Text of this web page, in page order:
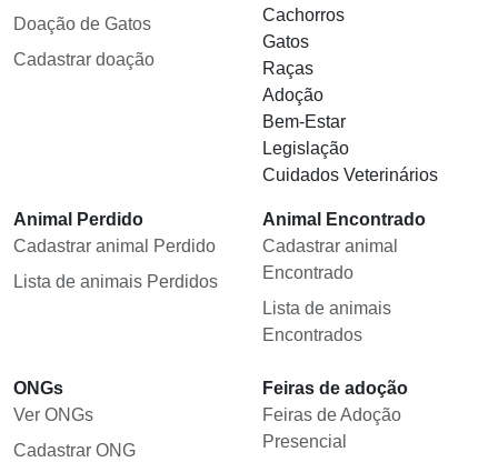
Doação de Gatos
Cadastrar doação
Cachorros
Gatos
Raças
Adoção
Bem-Estar
Legislação
Cuidados Veterinários
Animal Perdido
Cadastrar animal Perdido
Lista de animais Perdidos
Animal Encontrado
Cadastrar animal
Encontrado
Lista de animais
Encontrados
ONGs
Ver ONGs
Cadastrar ONG
Feiras de adoção
Feiras de Adoção
Presencial